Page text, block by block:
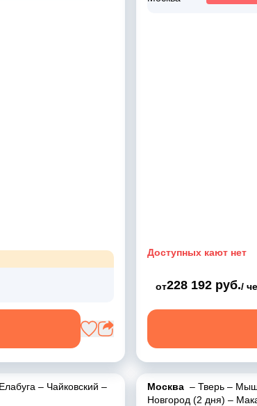
Доступных кают нет
от228 192 руб./
Елабуга – Чайковский –
Москва – Тверь –
Новгород (2 дня) –